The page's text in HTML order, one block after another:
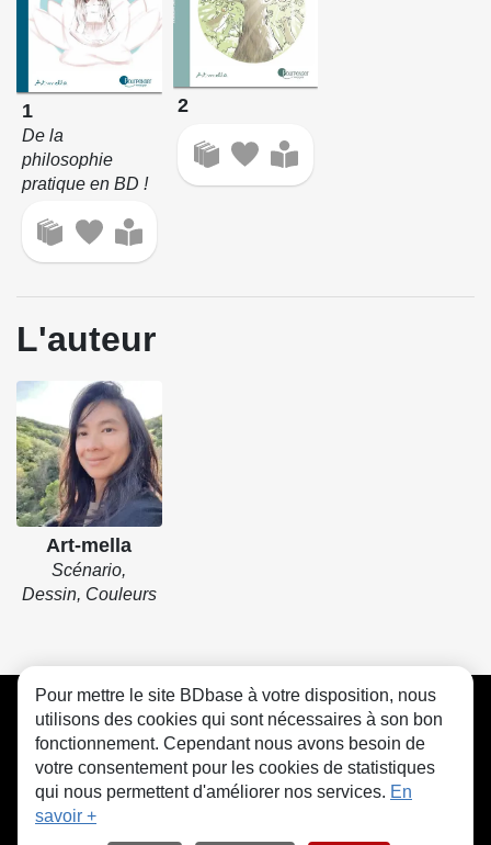
1
De la
philosophie
pratique en BD !
2
L'auteur
Art-mella
Scénario,
Dessin, Couleurs
CGU FAQ Contact Cookies
Pour mettre le site BDbase à votre disposition, nous
utilisons des cookies qui sont nécessaires à son bon
fonctionnement. Cependant nous avons besoin de
votre consentement pour les cookies de statistiques
qui nous permettent d'améliorer nos services. En
savoir +